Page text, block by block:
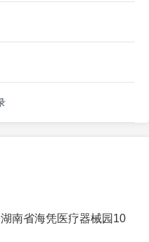
南省海凭医疗器械园10